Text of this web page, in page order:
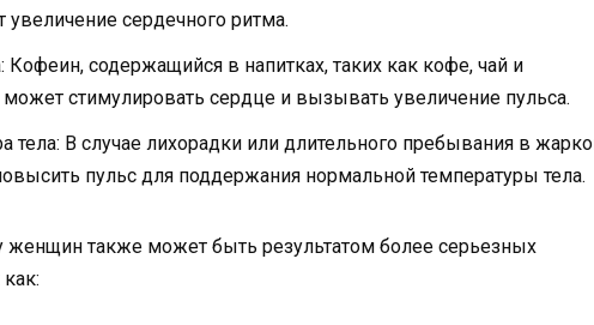
сердечного ритма.
содержащийся в напитках, таких как кофе, чай и
может стимулировать сердце и вызывать увеличение пульса.
тела: В случае лихорадки или длительного пребывания в
пульс для поддержания нормальной температуры тела.
также может быть результатом более серьезных